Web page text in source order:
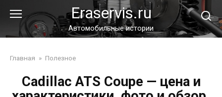
контенту
Eraservis.ru
Автомобильные истории
Главная » Полезное
Cadillac ATS Coupe — цена и